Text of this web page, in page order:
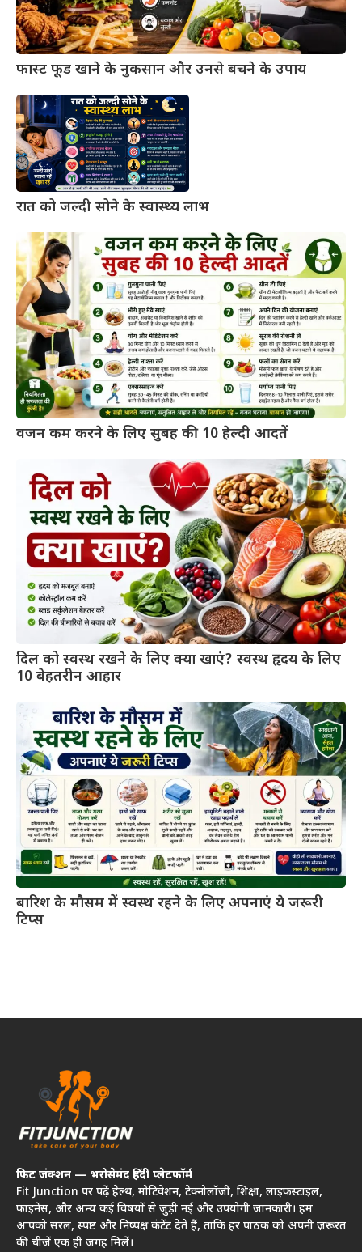
फास्ट फूड खाने के नुकसान और उनसे बचने के उपाय
रात को जल्दी सोने के स्वास्थ्य लाभ
वजन कम करने के लिए सुबह की 10 हेल्दी आदतें
दिल को स्वस्थ रखने के लिए क्या खाएं? स्वस्थ हृदय के लिए
10 बेहतरीन आहार
बारिश के मौसम में स्वस्थ रहने के लिए अपनाएं ये जरूरी
टिप्स
फिट जंक्शन — भरोसेमंद हिंदी प्लेटफॉर्म
Fit Junction पर पढ़ें हेल्थ, मोटिवेशन, टेक्नोलॉजी, शिक्षा, लाइफस्टाइल,
फाइनेंस, और अन्य कई विषयों से जुड़ी नई और उपयोगी जानकारी। हम
आपको सरल, स्पष्ट और निष्पक्ष कंटेंट देते हैं, ताकि हर पाठक को अपनी ज़रूरत
की चीजें एक ही जगह मिलें।